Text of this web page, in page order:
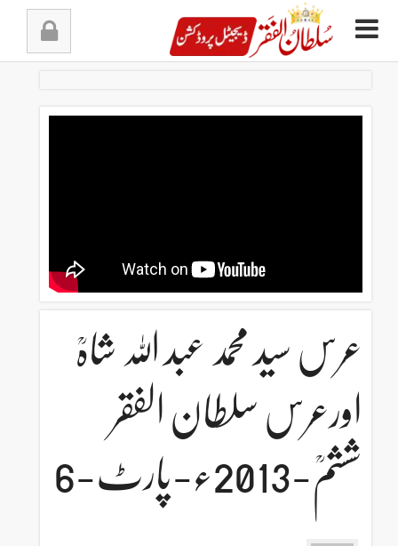
عرس سید محمد عبد اللہ شاہؒ
اورعرس سلطان الفقر
ششمؒ-2013ء-پارٹ-6